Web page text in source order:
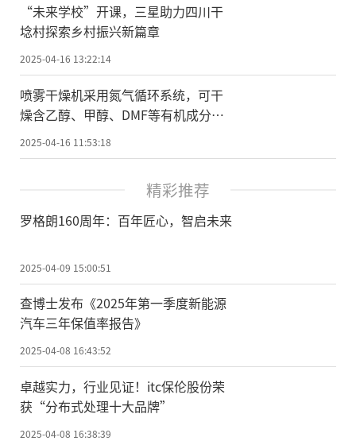
“未来学校”开课，三星助力四川干
埝村探索乡村振兴新篇章
2025-04-16 13:22:14
喷雾干燥机采用氮气循环系统，可干
燥含乙醇、甲醇、DMF等有机成分的
溶液
2025-04-16 11:53:18
精彩推荐
罗格朗160周年：百年匠心，智启未来
2025-04-09 15:00:51
查博士发布《2025年第一季度新能源
汽车三年保值率报告》
2025-04-08 16:43:52
卓越实力，行业见证！itc保伦股份荣
获“分布式处理十大品牌”
2025-04-08 16:38:39